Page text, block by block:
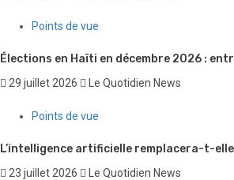
Points de vue
Élections en Haïti en décembre 2026 :
29 juillet 2026 Le Quotidien News
Points de vue
L’intelligence artificielle remplacera-t-
23 juillet 2026 Le Quotidien News